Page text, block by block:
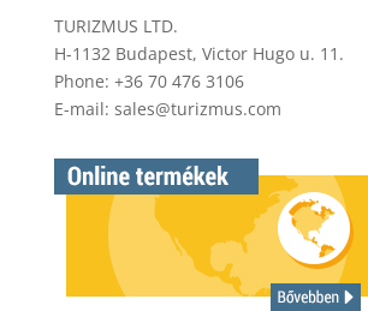
TURIZMUS LTD.
H-1132 Budapest, Victor Hugo u. 11.
Phone: +36 70 476 3106
E-mail: sales@turizmus.com